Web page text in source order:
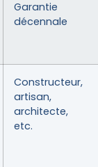
Garantie
décennale
Constructeur,
artisan,
architecte,
etc.